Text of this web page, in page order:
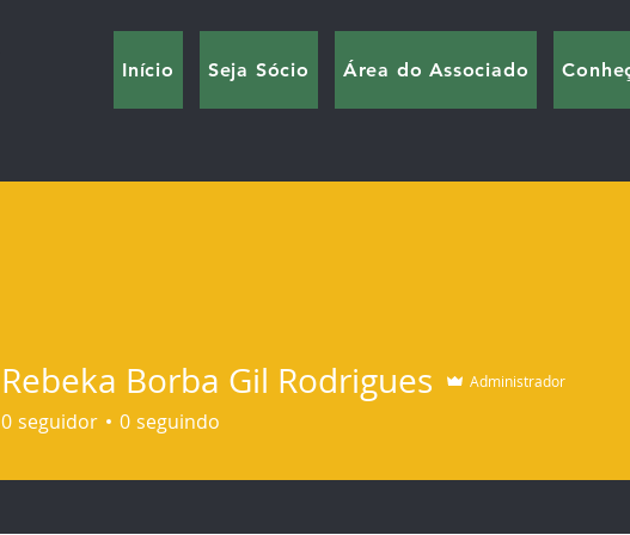
Início Seja Sócio Área do Associado
Rebeka Borba Gil Rodrigues Administrador
0 seguidor 0 seguindo